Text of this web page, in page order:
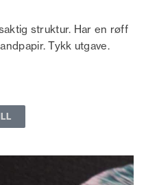
struktur. Har en røff
Tykk utgave.